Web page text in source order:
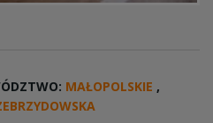
MAŁOPOLSKIE ,